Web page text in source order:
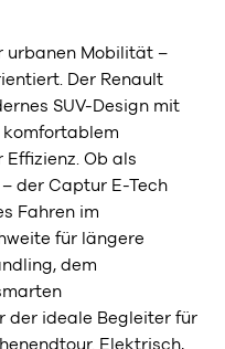
urbanen Mobilität –
Der Renault
SUV-Design mit
komfortablem
Ob als
der Captur E-Tech
Fahren im
für längere
dem
der ideale Begleiter für
Elektrisch,